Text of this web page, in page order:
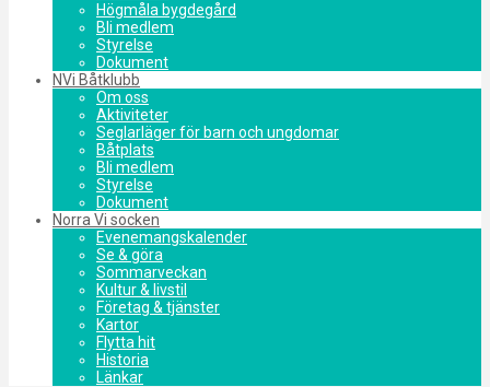
Högmåla bygdegård
Bli medlem
Styrelse
Dokument
NVi Båtklubb
Om oss
Aktiviteter
Seglarläger för barn och ungdomar
Båtplats
Bli medlem
Styrelse
Dokument
Norra Vi socken
Evenemangskalender
Se & göra
Sommarveckan
Kultur & livstil
Företag & tjänster
Kartor
Flytta hit
Historia
Länkar